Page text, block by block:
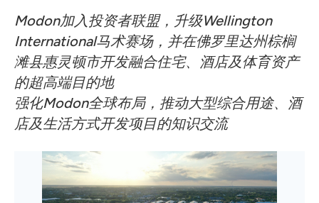
Modon加入投资者联盟，升级Wellington
International马术赛场，并在佛罗里达州棕榈
滩县惠灵顿市开发融合住宅、酒店及体育资产
的超高端目的地
强化Modon全球布局，推动大型综合用途、酒
店及生活方式开发项目的知识交流